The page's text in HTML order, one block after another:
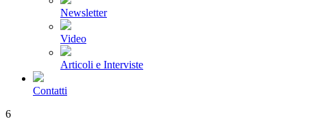
Newsletter
Video
Articoli e Interviste
Contatti
6